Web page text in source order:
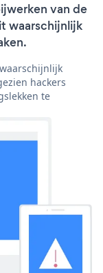
van de
waarschijnlijk
hackers
te